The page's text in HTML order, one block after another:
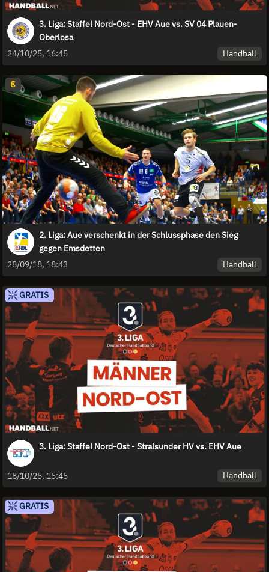
3. Liga: Staffel Nord-Ost - EHV Aue vs. SV 04 Plauen-
Oberlosa
24/10/25, 16:45
Handball
€
2. Liga: Aue verschenkt in der Schlussphase den Sieg
gegen Emsdetten
28/09/18, 18:43
Handball
GRATIS
3. Liga: Staffel Nord-Ost - Stralsunder HV vs. EHV Aue
18/10/25, 15:45 Handball
GRATIS